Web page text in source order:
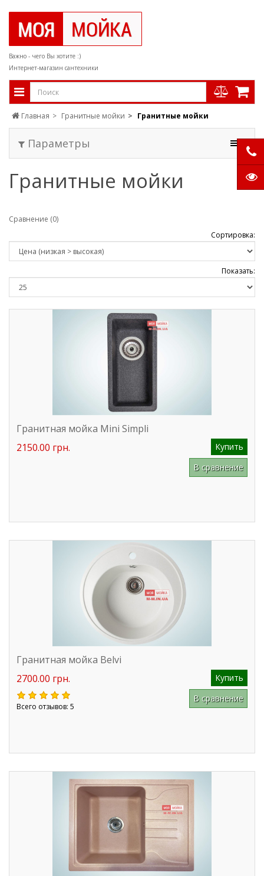
Важно - чего Вы хотите :)
Интернет-магазин сантехники
Главная Гранитные мойки Гранитные мойки
Параметры
Гранитные мойки
Сравнение (0)
Сортировка:
Показать:
Гранитная мойка Mini Simpli
2150.00 грн.
Купить
В сравнение
Гранитная мойка Belvi
2700.00 грн.
Купить
Всего отзывов: 5
В сравнение